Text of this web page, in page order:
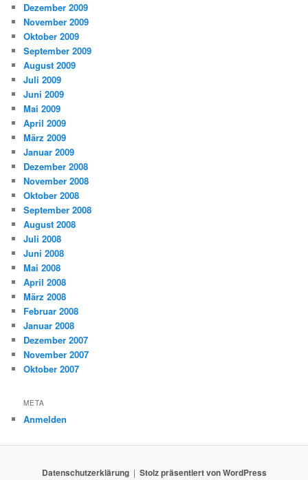
Dezember 2009
November 2009
Oktober 2009
September 2009
August 2009
Juli 2009
Juni 2009
Mai 2009
April 2009
März 2009
Januar 2009
Dezember 2008
November 2008
Oktober 2008
September 2008
August 2008
Juli 2008
Juni 2008
Mai 2008
April 2008
März 2008
Februar 2008
Januar 2008
Dezember 2007
November 2007
Oktober 2007
META
Anmelden
Datenschutzerklärung Stolz präsentiert von WordPress